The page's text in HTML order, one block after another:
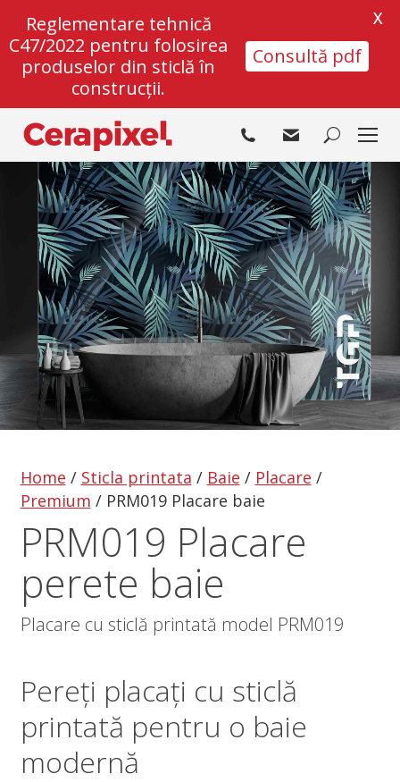
Search:
Home / Sticla printata / Baie / Placare /
Premium / PRM019 Placare baie
PRM019 Placare
perete baie
Placare cu sticlă printată model PRM019
Pereți placați cu sticlă
printată pentru o baie
modernă
Reglementare tehnică
C47/2022 pentru folosirea
produselor din sticlă în
construcții.
Consultă pdf
X